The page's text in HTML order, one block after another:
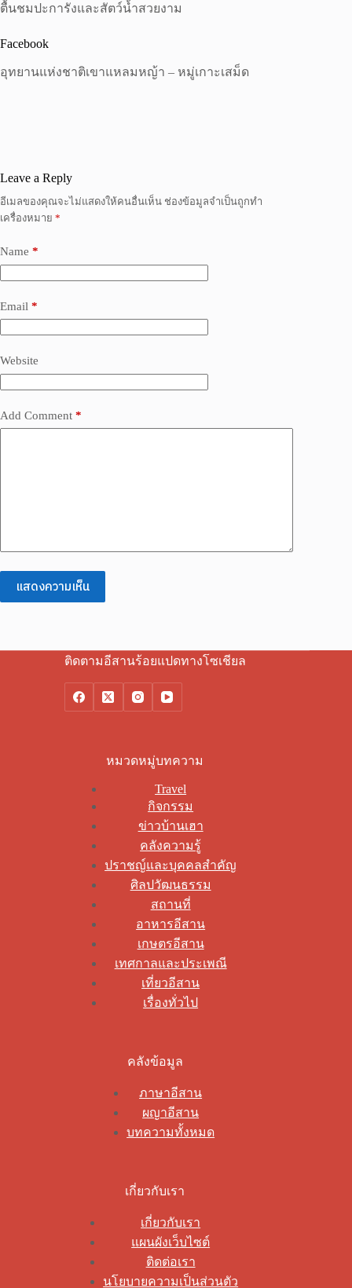
ตื้นชมปะการังและสัตว์น้ำสวยงาม
Facebook
อุทยานแห่งชาติเขาแหลมหญ้า – หมู่เกาะเสม็ด
Leave a Reply
อีเมลของคุณจะไม่แสดงให้คนอื่นเห็น ช่องข้อมูลจำเป็นถูกทำ
เครื่องหมาย *
Name *
Email *
Website
Add Comment *
แสดงความเห็น
ติดตามอีสานร้อยแปดทางโซเชียล
หมวดหมู่บทความ
Travel
กิจกรรม
ข่าวบ้านเฮา
คลังความรู้
ปราชญ์และบุคคลสำคัญ
ศิลปวัฒนธรรม
สถานที่
อาหารอีสาน
เกษตรอีสาน
เทศกาลและประเพณี
เที่ยวอีสาน
เรื่องทั่วไป
คลังข้อมูล
ภาษาอีสาน
ผญาอีสาน
บทความทั้งหมด
เกี่ยวกับเรา
เกี่ยวกับเรา
แผนผังเว็บไซต์
ติดต่อเรา
นโยบายความเป็นส่วนตัว